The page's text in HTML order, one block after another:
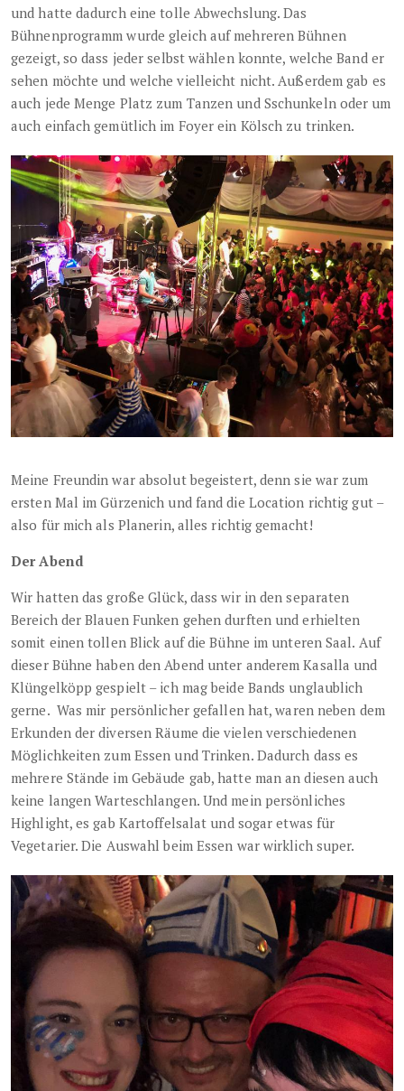
und hatte dadurch eine tolle Abwechslung. Das
Bühnenprogramm wurde gleich auf mehreren Bühnen
gezeigt, so dass jeder selbst wählen konnte, welche Band er
sehen möchte und welche vielleicht nicht. Außerdem gab es
auch jede Menge Platz zum Tanzen und Sschunkeln oder um
auch einfach gemütlich im Foyer ein Kölsch zu trinken.
Meine Freundin war absolut begeistert, denn sie war zum
ersten Mal im Gürzenich und fand die Location richtig gut –
also für mich als Planerin, alles richtig gemacht!
Der Abend
Wir hatten das große Glück, dass wir in den separaten
Bereich der Blauen Funken gehen durften und erhielten
somit einen tollen Blick auf die Bühne im unteren Saal. Auf
dieser Bühne haben den Abend unter anderem Kasalla und
Klüngelköpp gespielt – ich mag beide Bands unglaublich
gerne. Was mir persönlicher gefallen hat, waren neben dem
Erkunden der diversen Räume die vielen verschiedenen
Möglichkeiten zum Essen und Trinken. Dadurch dass es
mehrere Stände im Gebäude gab, hatte man an diesen auch
keine langen Warteschlangen. Und mein persönliches
Highlight, es gab Kartoffelsalat und sogar etwas für
Vegetarier. Die Auswahl beim Essen war wirklich super.